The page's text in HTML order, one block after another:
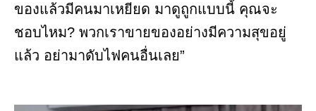
ของแล้วมีคนมาเหยียด มาดูถูกแบบนี้ คุณจะ
ชอบไหม? พวกเราขายของอย่างมีความสุขอยู่
แล้ว อย่ามาดับไฟคนอื่นเลย”